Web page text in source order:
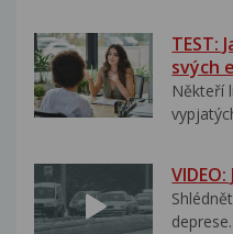
TEST:
svých
Někteří
deprese..